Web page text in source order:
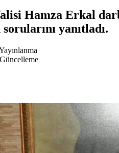
Hamza Erkal
yanıtladı.
Güncelleme